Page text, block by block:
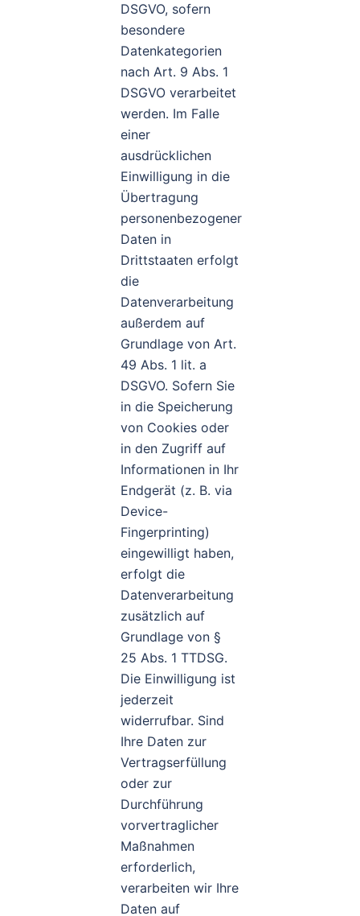
DSGVO, sofern
besondere
Datenkategorien
nach Art. 9 Abs. 1
DSGVO verarbeitet
werden. Im Falle
einer
ausdrücklichen
Einwilligung in die
Übertragung
personenbezogener
Daten in
Drittstaaten erfolgt
die
Datenverarbeitung
außerdem auf
Grundlage von Art.
49 Abs. 1 lit. a
DSGVO. Sofern Sie
in die Speicherung
von Cookies oder
in den Zugriff auf
Informationen in Ihr
Endgerät (z. B. via
Device-
Fingerprinting)
eingewilligt haben,
erfolgt die
Datenverarbeitung
zusätzlich auf
Grundlage von §
25 Abs. 1 TTDSG.
Die Einwilligung ist
jederzeit
widerrufbar. Sind
Ihre Daten zur
Vertragserfüllung
oder zur
Durchführung
vorvertraglicher
Maßnahmen
erforderlich,
verarbeiten wir Ihre
Daten auf